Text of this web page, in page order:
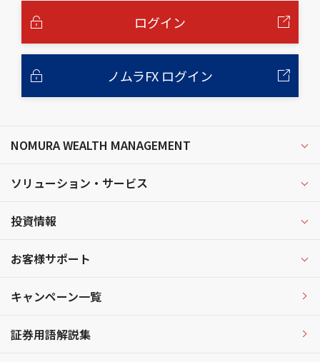
ログイン
ノムラFX ログイン
NOMURA WEALTH MANAGEMENT
ソリューション・サービス
投資情報
お客様サポート
キャンペーン一覧
証券用語解説集